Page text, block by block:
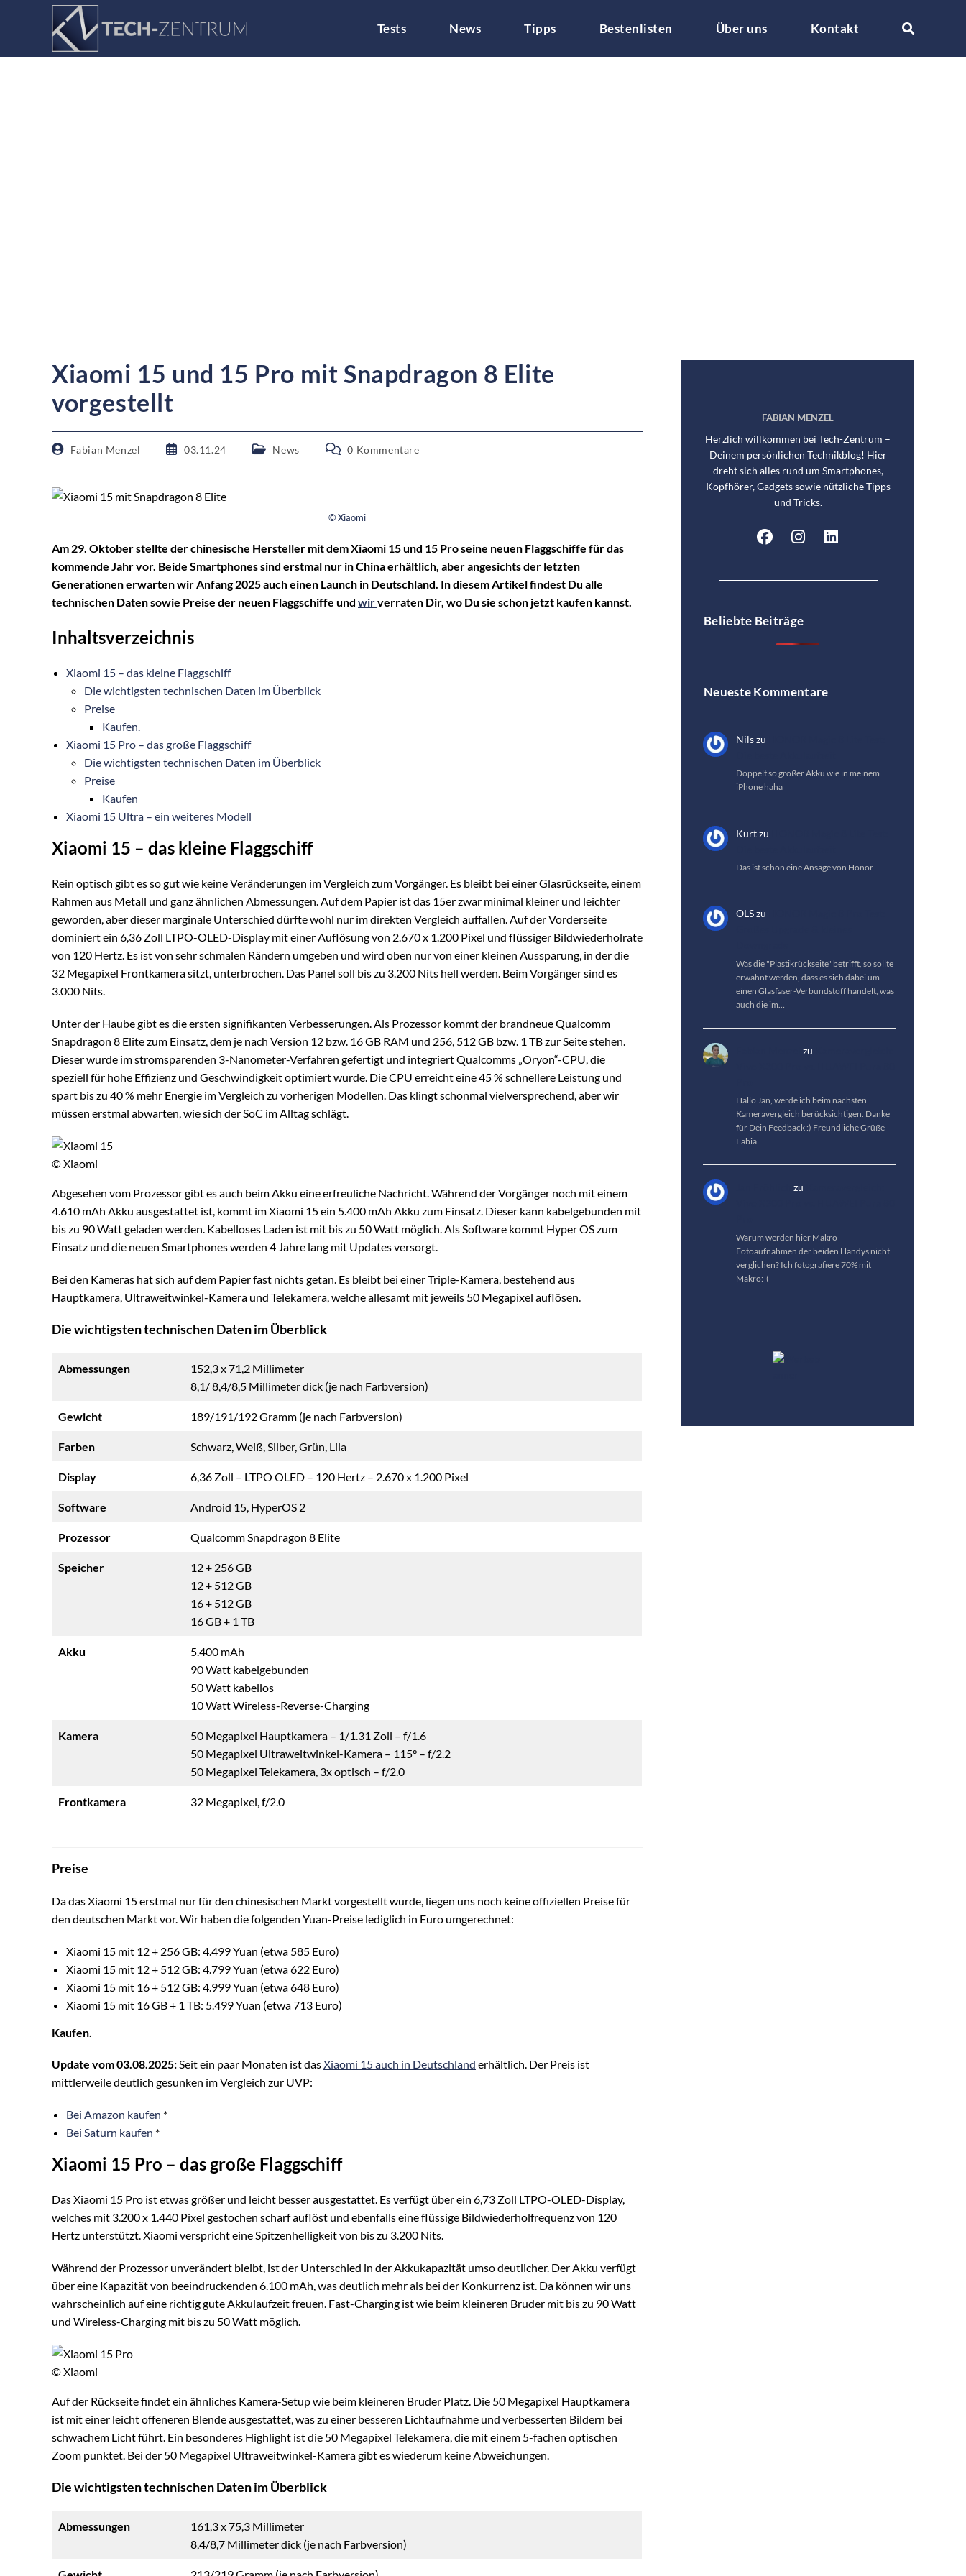
Tests News Tipps Bestenlisten Über uns Kontakt
Xiaomi 15 und 15 Pro mit Snapdragon 8 Elite
vorgestellt
Fabian Menzel 03.11.24 News 0 Kommentare
© Xiaomi
Am 29. Oktober stellte der chinesische Hersteller mit dem Xiaomi 15 und 15 Pro seine neuen Flaggschiffe für das
kommende Jahr vor. Beide Smartphones sind erstmal nur in China erhältlich, aber angesichts der letzten
Generationen erwarten wir Anfang 2025 auch einen Launch in Deutschland. In diesem Artikel findest Du alle
technischen Daten sowie Preise der neuen Flaggschiffe und wirverraten Dir, wo Du sie schon jetzt kaufen kannst.
Inhaltsverzeichnis
Xiaomi 15 – das kleine Flaggschiff
Die wichtigsten technischen Daten im Überblick
Preise
Kaufen.
Xiaomi 15 Pro – das große Flaggschiff
Die wichtigsten technischen Daten im Überblick
Preise
Kaufen
Xiaomi 15 Ultra – ein weiteres Modell
Xiaomi 15 – das kleine Flaggschiff
Rein optisch gibt es so gut wie keine Veränderungen im Vergleich zum Vorgänger. Es bleibt bei einer Glasrückseite, einem
Rahmen aus Metall und ganz ähnlichen Abmessungen. Auf dem Papier ist das 15er zwar minimal kleiner und leichter
geworden, aber dieser marginale Unterschied dürfte wohl nur im direkten Vergleich auffallen. Auf der Vorderseite
dominiert ein 6,36 Zoll LTPO-OLED-Display mit einer Auflösung von 2.670 x 1.200 Pixel und flüssiger Bildwiederholrate
von 120 Hertz. Es ist von sehr schmalen Rändern umgeben und wird oben nur von einer kleinen Aussparung, in der die
32 Megapixel Frontkamera sitzt, unterbrochen. Das Panel soll bis zu 3.200 Nits hell werden. Beim Vorgänger sind es
3.000 Nits.
Unter der Haube gibt es die ersten signifikanten Verbesserungen. Als Prozessor kommt der brandneue Qualcomm
Snapdragon 8 Elite zum Einsatz, dem je nach Version 12 bzw. 16 GB RAM und 256, 512 GB bzw. 1 TB zur Seite stehen.
Dieser wurde im stromsparenden 3-Nanometer-Verfahren gefertigt und integriert Qualcomms „Oryon“-CPU, die
speziell für hohe Effizienz und Geschwindigkeit optimiert wurde. Die CPU erreicht eine 45 % schnellere Leistung und
spart bis zu 40 % mehr Energie im Vergleich zu vorherigen Modellen. Das klingt schonmal vielversprechend, aber wir
müssen erstmal abwarten, wie sich der SoC im Alltag schlägt.
© Xiaomi
Abgesehen vom Prozessor gibt es auch beim Akku eine erfreuliche Nachricht. Während der Vorgänger noch mit einem
4.610 mAh Akku ausgestattet ist, kommt im Xiaomi 15 ein 5.400 mAh Akku zum Einsatz. Dieser kann kabelgebunden mit
bis zu 90 Watt geladen werden. Kabelloses Laden ist mit bis zu 50 Watt möglich. Als Software kommt Hyper OS zum
Einsatz und die neuen Smartphones werden 4 Jahre lang mit Updates versorgt.
Bei den Kameras hat sich auf dem Papier fast nichts getan. Es bleibt bei einer Triple-Kamera, bestehend aus
Hauptkamera, Ultraweitwinkel-Kamera und Telekamera, welche allesamt mit jeweils 50 Megapixel auflösen.
Die wichtigsten technischen Daten im Überblick
Abmessungen
152,3 x 71,2 Millimeter
8,1/ 8,4/8,5 Millimeter dick (je nach Farbversion)
Gewicht 189/191/192 Gramm (je nach Farbversion)
Farben Schwarz, Weiß, Silber, Grün, Lila
Display 6,36 Zoll – LTPO OLED – 120 Hertz – 2.670 x 1.200 Pixel
Software Android 15, HyperOS 2
Prozessor Qualcomm Snapdragon 8 Elite
Speicher
12 + 256 GB
12 + 512 GB
16 + 512 GB
16 GB + 1 TB
Akku
5.400 mAh
90 Watt kabelgebunden
50 Watt kabellos
10 Watt Wireless-Reverse-Charging
Kamera
50 Megapixel Hauptkamera – 1/1.31 Zoll – f/1.6
50 Megapixel Ultraweitwinkel-Kamera – 115° – f/2.2
50 Megapixel Telekamera, 3x optisch – f/2.0
Frontkamera 32 Megapixel, f/2.0
Preise
Da das Xiaomi 15 erstmal nur für den chinesischen Markt vorgestellt wurde, liegen uns noch keine offiziellen Preise für
den deutschen Markt vor. Wir haben die folgenden Yuan-Preise lediglich in Euro umgerechnet:
Xiaomi 15 mit 12 + 256 GB: 4.499 Yuan (etwa 585 Euro)
Xiaomi 15 mit 12 + 512 GB: 4.799 Yuan (etwa 622 Euro)
Xiaomi 15 mit 16 + 512 GB: 4.999 Yuan (etwa 648 Euro)
Xiaomi 15 mit 16 GB + 1 TB: 5.499 Yuan (etwa 713 Euro)
Kaufen.
Update vom 03.08.2025:Seit ein paar Monaten ist dasXiaomi 15 auch in Deutschland erhältlich. Der Preis ist
mittlerweile deutlich gesunken im Vergleich zur UVP:
Bei Amazon kaufen *
Bei Saturn kaufen *
Xiaomi 15 Pro – das große Flaggschiff
Das Xiaomi 15 Pro ist etwas größer und leicht besser ausgestattet. Es verfügt über ein 6,73 Zoll LTPO-OLED-Display,
welches mit 3.200 x 1.440 Pixel gestochen scharf auflöst und ebenfalls eine flüssige Bildwiederholfrequenz von 120
Hertz unterstützt. Xiaomi verspricht eine Spitzenhelligkeit von bis zu 3.200 Nits.
Während der Prozessor unverändert bleibt, ist der Unterschied in der Akkukapazität umso deutlicher. Der Akku verfügt
über eine Kapazität von beeindruckenden 6.100 mAh, was deutlich mehr als bei der Konkurrenz ist. Da können wir uns
wahrscheinlich auf eine richtig gute Akkulaufzeit freuen. Fast-Charging ist wie beim kleineren Bruder mit bis zu 90 Watt
und Wireless-Charging mit bis zu 50 Watt möglich.
© Xiaomi
Auf der Rückseite findet ein ähnliches Kamera-Setup wie beim kleineren Bruder Platz. Die 50 Megapixel Hauptkamera
ist mit einer leicht offeneren Blende ausgestattet, was zu einer besseren Lichtaufnahme und verbesserten Bildern bei
schwachem Licht führt. Ein besonderes Highlight ist die 50 Megapixel Telekamera, die mit einem 5-fachen optischen
Zoom punktet. Bei der 50 Megapixel Ultraweitwinkel-Kamera gibt es wiederum keine Abweichungen.
Die wichtigsten technischen Daten im Überblick
Abmessungen
161,3 x 75,3 Millimeter
8,4/8,7 Millimeter dick (je nach Farbversion)
FABIAN MENZEL
Herzlich willkommen bei Tech-Zentrum –
Deinem persönlichen Technikblog! Hier
dreht sich alles rund um Smartphones,
Kopfhörer, Gadgets sowie nützliche Tipps
und Tricks.
Beliebte Beiträge
Neueste Kommentare
Nilszu
Doppelt so großer Akku wie in meinem
iPhone haha
Kurtzu
Das ist schon eine Ansage von Honor
OLSzu
Was die "Plastikrückseite" betrifft, so sollte
erwähnt werden, dass es sich dabei um
einen Glasfaser-Verbundstoff handelt, was
auch die im…
zu
Hallo Jan, werde ich beim nächsten
Kameravergleich berücksichtigen. Danke
für Dein Feedback :) Freundliche Grüße
Fabia
zu
Warum werden hier Makro
Fotoaufnahmen der beiden Handys nicht
verglichen? Ich fotografiere 70% mit
Makro:-(